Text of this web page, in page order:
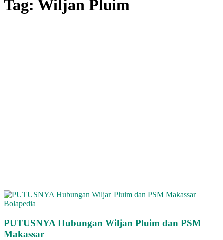
Tag: Wiljan Pluim
Bolapedia
PUTUSNYA Hubungan Wiljan Pluim dan PSM
Makassar